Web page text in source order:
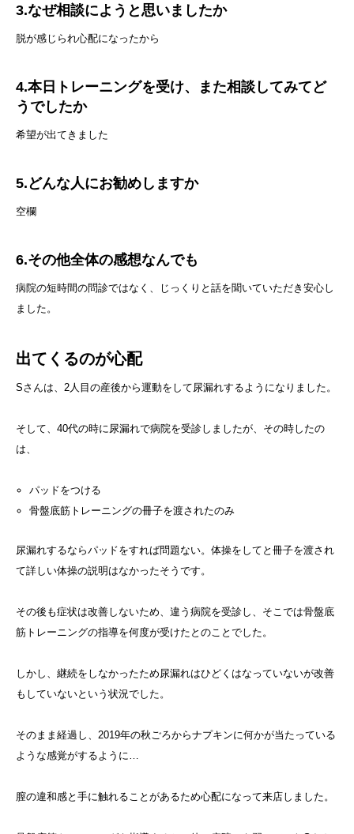
3.なぜ相談にようと思いましたか
脱が感じられ心配になったから
4.本日トレーニングを受け、また相談してみてど
うでしたか
希望が出てきました
5.どんな人にお勧めしますか
空欄
6.その他全体の感想なんでも
病院の短時間の問診ではなく、じっくりと話を聞いていただき安心し
ました。
出てくるのが心配
Sさんは、2人目の産後から運動をして尿漏れするようになりました。
そして、40代の時に尿漏れで病院を受診しましたが、その時したの
は、
パッドをつける
骨盤底筋トレーニングの冊子を渡されたのみ
尿漏れするならパッドをすれば問題ない。体操をしてと冊子を渡され
て詳しい体操の説明はなかったそうです。
その後も症状は改善しないため、違う病院を受診し、そこでは骨盤底
筋トレーニングの指導を何度が受けたとのことでした。
しかし、継続をしなかったため尿漏れはひどくはなっていないが改善
もしていないという状況でした。
そのまま経過し、2019年の秋ごろからナプキンに何かが当たっている
ような感覚がするように…
膣の違和感と手に触れることがあるため心配になって来店しました。